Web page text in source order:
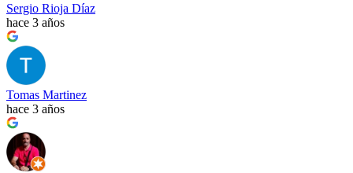
Sergio Rioja Díaz
hace 3 años
Tomas Martinez
hace 3 años